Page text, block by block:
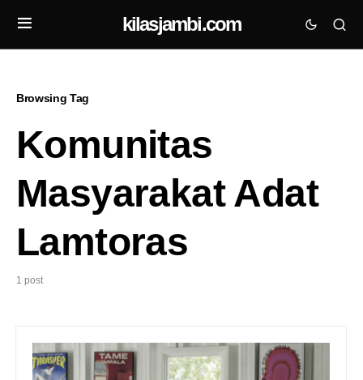
kilasjambi.com
Browsing Tag
Komunitas
Masyarakat Adat
Lamtoras
1 post